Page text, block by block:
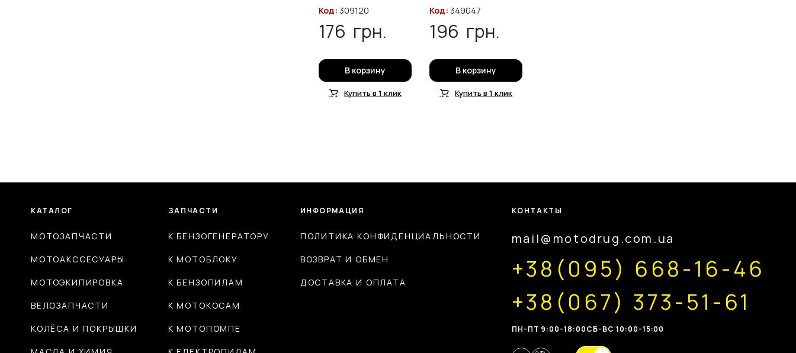
Код: 309120
176 грн.
В корзину
Купить в 1 клик
Код: 349047
196 грн.
В корзину
Купить в 1 клик
КАТАЛОГ
МОТОЗАПЧАСТИ
МОТОАКССЕСУАРЫ
МОТОЭКИПИРОВКА
ВЕЛОЗАПЧАСТИ
КОЛЁСА И ПОКРЫШКИ
ЗАПЧАСТИ
К БЕНЗОГЕНЕРАТОРУ
К МОТОБЛОКУ
К БЕНЗОПИЛАМ
К МОТОКОСАМ
К МОТОПОМПЕ
ИНФОРМАЦИЯ
ПОЛИТИКА КОНФИДЕНЦИАЛЬНОСТИ
ВОЗВРАТ И ОБМЕН
ДОСТАВКА И ОПЛАТА
КОНТАКТЫ
mail@motodrug.com.ua
+38(095) 668-16-46
+38(067) 373-51-61
ПН-ПТ 9:00-18:00CБ-ВС 10:00-15:00